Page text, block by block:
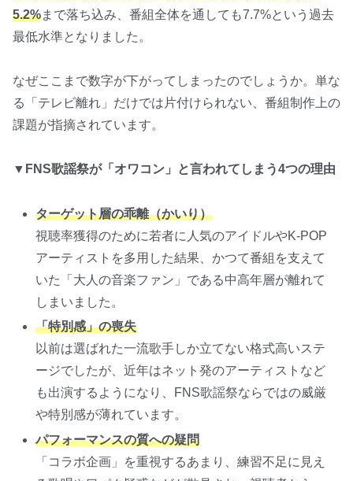
5.2%まで落ち込み、番組全体を通しても7.7%という過去
最低水準となりました。
なぜここまで数字が下がってしまったのでしょうか。単な
る「テレビ離れ」だけでは片付けられない、番組制作上の
課題が指摘されています。
▼FNS歌謡祭が「オワコン」と言われてしまう4つの理由
ターゲット層の乖離（かいり）
視聴率獲得のために若者に人気のアイドルやK-POP
アーティストを多用した結果、かつて番組を支えて
いた「大人の音楽ファン」である中高年層が離れて
しまいました。
「特別感」の喪失
以前は選ばれた一流歌手しか立てない格式高いステ
ージでしたが、近年はネット発のアーティストなど
も出演するようになり、FNS歌謡祭ならではの威厳
や特別感が薄れています。
パフォーマンスの質への疑問
「コラボ企画」を重視するあまり、練習不足に見え